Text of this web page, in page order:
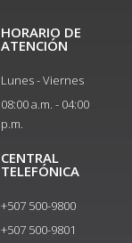
HORARIO DE
ATENCIÓN
Lunes - Viernes
08:00 a.m. - 04:00
p.m.
CENTRAL
TELEFÓNICA
+507 500-9800
+507 500-9801​